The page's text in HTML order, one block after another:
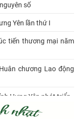
số
Yên lần thứ I
tiến thương mại năm
chương Lao động
Hưng Yên phát triển
tỉnh Hưng Yên